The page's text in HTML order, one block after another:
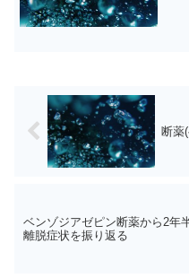
断薬
ベンゾジアゼピン断薬から2年
離脱症状を振り返る